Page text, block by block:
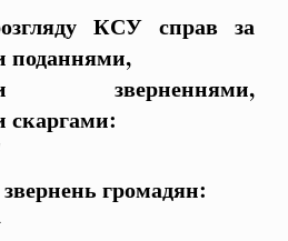
КСУ справ за
поданнями,
зверненнями,
скаргами:
громадян: